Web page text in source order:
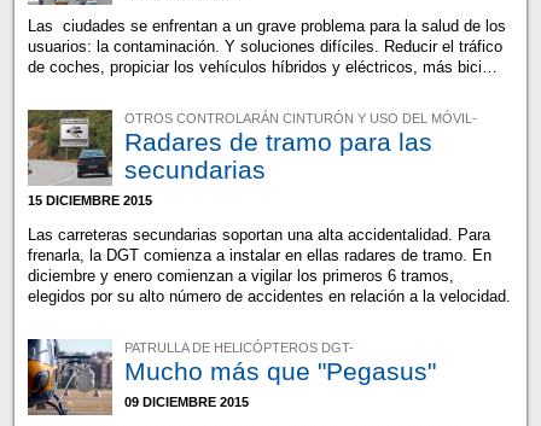
Las ciudades se enfrentan a un grave problema para la salud de los
usuarios: la contaminación. Y soluciones difíciles. Reducir el tráfico
de coches, propiciar los vehículos híbridos y eléctricos, más bici…
OTROS CONTROLARÁN CINTURÓN Y USO DEL MÓVIL-
Radares de tramo para las
secundarias
15 DICIEMBRE 2015
Las carreteras secundarias soportan una alta accidentalidad. Para
frenarla, la DGT comienza a instalar en ellas radares de tramo. En
diciembre y enero comienzan a vigilar los primeros 6 tramos,
elegidos por su alto número de accidentes en relación a la velocidad.
PATRULLA DE HELICÓPTEROS DGT-
Mucho más que "Pegasus"
09 DICIEMBRE 2015